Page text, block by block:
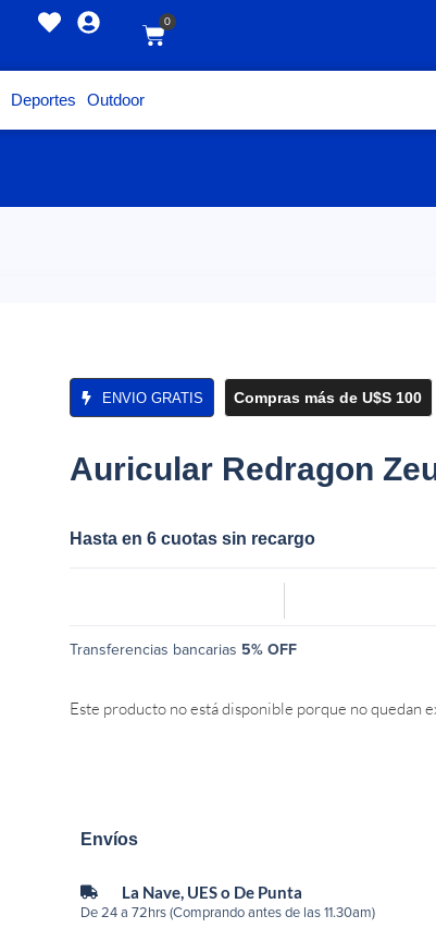
0
Deportes Outdoor
ENVIO GRATIS Compras más de U$S 100
Auricular Redragon
Hasta en 6 cuotas sin recargo
Transferencias bancarias 5% OFF
Este producto no está disponible porque no quedan
Envíos
La Nave, UES o De Punta
De 24 a 72hrs (Comprando antes de las 11.30am)